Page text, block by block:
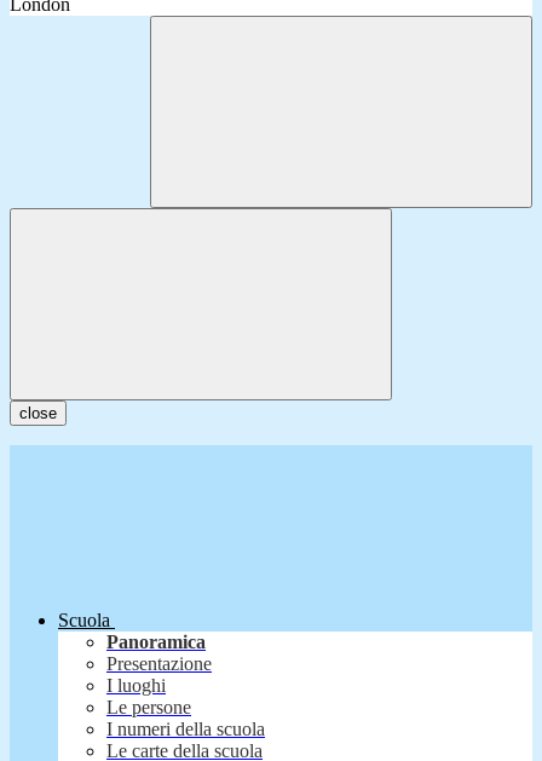
close
Scuola
Panoramica
Presentazione
I luoghi
Le persone
I numeri della scuola
Le carte della scuola